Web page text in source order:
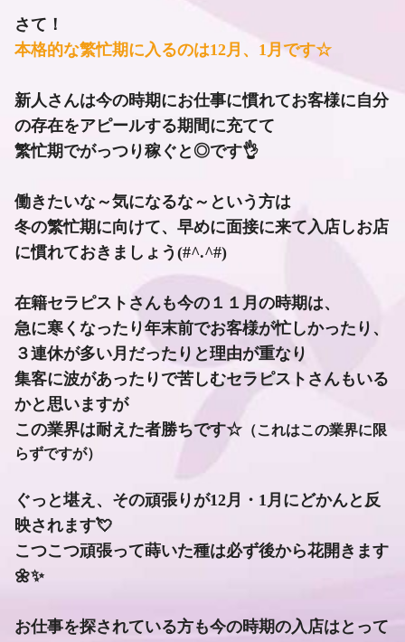
さて！
本格的な繁忙期に入るのは12月、1月です☆
新人さんは今の時期にお仕事に慣れてお客様に自分
の存在をアピールする期間に充てて
繁忙期でがっつり稼ぐと◎です👌
働きたいな～気になるな～という方は
冬の繁忙期に向けて、早めに面接に来て入店しお店
に慣れておきましょう(#^.^#)
在籍セラピストさんも今の１１月の時期は、
急に寒くなったり年末前でお客様が忙しかったり、
３連休が多い月だったりと理由が重なり
集客に波があったりで苦しむセラピストさんもいる
かと思いますが
この業界は耐えた者勝ちです☆ （これはこの業界に限
らずですが）
ぐっと堪え、その頑張りが12月・1月にどかんと反
映されます💘
こつこつ頑張って蒔いた種は必ず後から花開きます
🌼✨
お仕事を探されている方も今の時期の入店はとって